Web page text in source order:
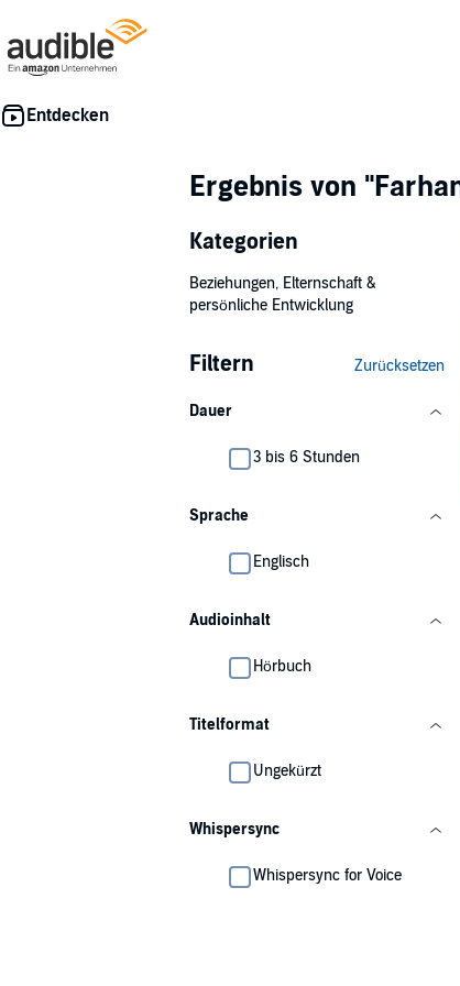
Ergebnis von
Kategorien
Beziehungen, Elternschaft &
persönliche Entwicklung
Filtern Zurücksetzen
Dauer
3 bis 6 Stunden
Sprache
Englisch
Audioinhalt
Hörbuch
Titelformat
Ungekürzt
Whispersync
Whispersync for Voice